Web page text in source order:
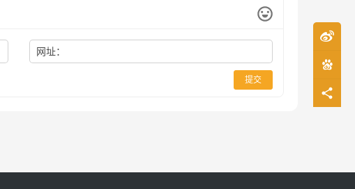
网址：
提交